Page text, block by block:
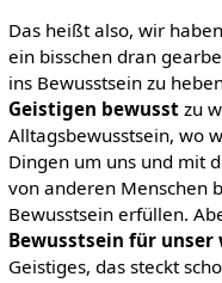
Das heißt also, wir
ein bisschen dran
ins Bewusstsein zu
Geistigen bewusstzu
Alltagsbewusstsein, wo
Dingen um uns und mit
von anderen Menschen
Bewusstsein erfüllen.
Bewusstsein für unser
Geistiges, das steckt